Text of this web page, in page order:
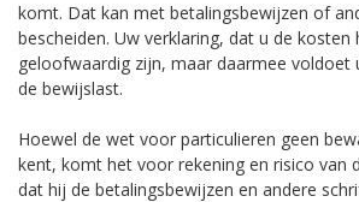
komt. Dat kan met betalingsbewijzen of
bescheiden. Uw verklaring, dat u de kosten
geloofwaardig zijn, maar daarmee voldoet
de bewijslast.
Hoewel de wet voor particulieren geen
kent, komt het voor rekening en risico van
dat hij de betalingsbewijzen en andere